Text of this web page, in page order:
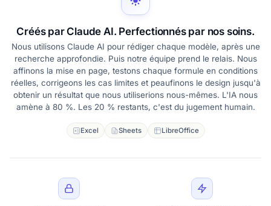
Créés par Claude AI. Perfectionnés par nos soins.
Nous utilisons Claude AI pour rédiger chaque modèle, après une
recherche approfondie. Puis notre équipe prend le relais. Nous
affinons la mise en page, testons chaque formule en conditions
réelles, corrigeons les cas limites et peaufinons le design jusqu'à
obtenir un résultat que nous utiliserions nous-mêmes. L'IA nous
amène à 80 %. Les 20 % restants, c'est du jugement humain.
Excel Sheets LibreOffice